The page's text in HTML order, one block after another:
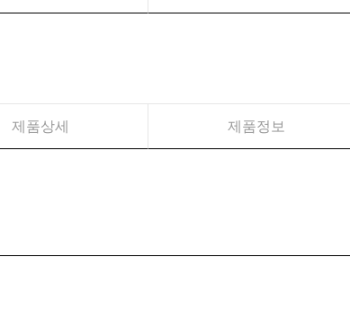
제품상세 제품정보